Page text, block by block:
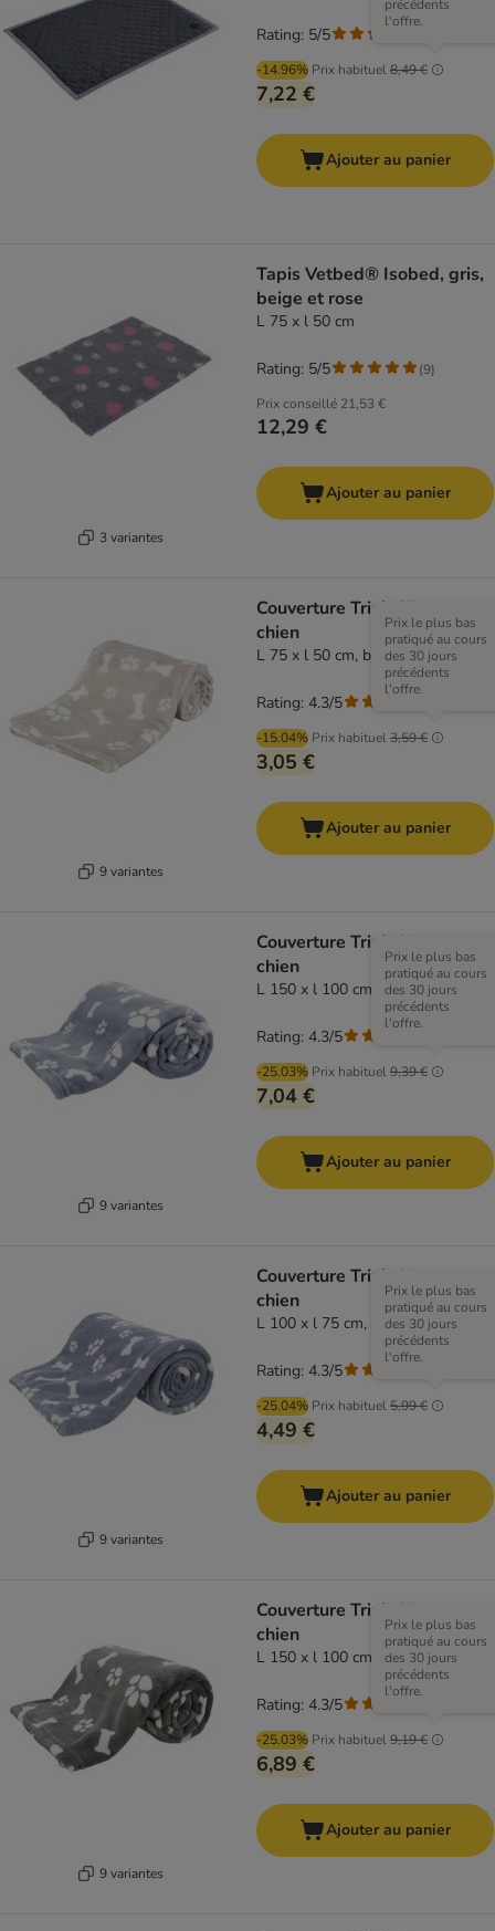
-14.96% Prix habituel8,49 €
précédents
l'offre.
7,22 €
Rating: 5/5
Ajouter au panier
3 variantes
Tapis Vetbed® Isobed, gris,
beige et rose
L 75 x l 50 cm
Prix conseillé 21,53 €
12,29 €
Rating: 5/5 (9)
Ajouter au panier
9 variantes
Couverture Trixie Kenny pour
chien
L 75 x l 50 cm, beige
-15.04% Prix habituel3,59 €
Prix le plus bas
pratiqué au cours
des 30 jours
précédents
l'offre.
3,05 €
Rating: 4.3/5
Ajouter au panier
9 variantes
Couverture Trixie Kenny pour
chien
L 150 x l 100 cm, bleu
-25.03% Prix habituel9,39 €
Prix le plus bas
pratiqué au cours
des 30 jours
précédents
l'offre.
7,04 €
Rating: 4.3/5
Ajouter au panier
9 variantes
Couverture Trixie Kenny pour
chien
L 100 x l 75 cm, bleu
-25.04% Prix habituel5,99 €
Prix le plus bas
pratiqué au cours
des 30 jours
précédents
l'offre.
4,49 €
Rating: 4.3/5
Ajouter au panier
9 variantes
Couverture Trixie Kenny pour
chien
L 150 x l 100 cm, gris
-25.03% Prix habituel9,19 €
Prix le plus bas
pratiqué au cours
des 30 jours
précédents
l'offre.
6,89 €
Rating: 4.3/5
Ajouter au panier